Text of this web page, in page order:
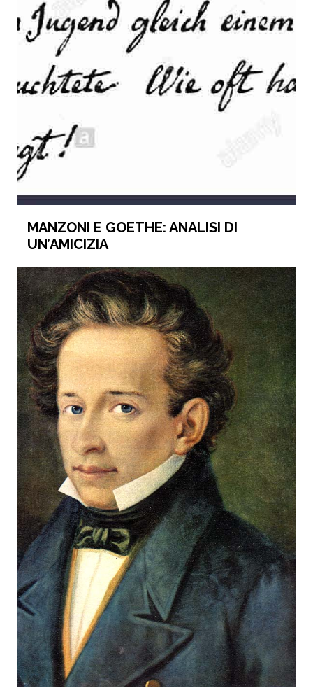
MANZONI E GOETHE: ANALISI DI
UN’AMICIZIA